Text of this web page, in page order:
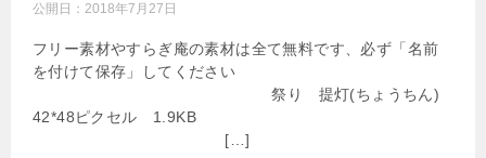
公開日： 2018年7月27日
フリー素材やすらぎ庵の素材は全て無料です、必ず「名前
を付けて保存」してください
祭り 提灯(ちょうちん)
42*48ピクセル 1.9KB
[…]